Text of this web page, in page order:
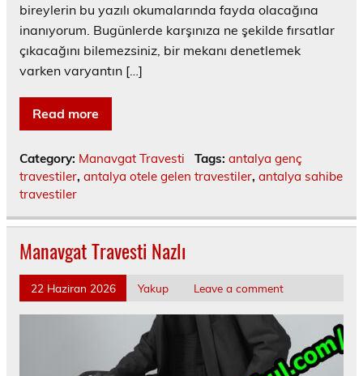
bireylerin bu yazılı okumalarında fayda olacağına
inanıyorum. Bugünlerde karşınıza ne şekilde fırsatlar
çıkacağını bilemezsiniz, bir mekanı denetlemek
varken varyantın […]
Read more
Category: Manavgat Travesti Tags: antalya genç
travestiler, antalya otele gelen travestiler, antalya sahibe
travestiler
Manavgat Travesti Nazlı
22 Haziran 2026 Yakup Leave a comment